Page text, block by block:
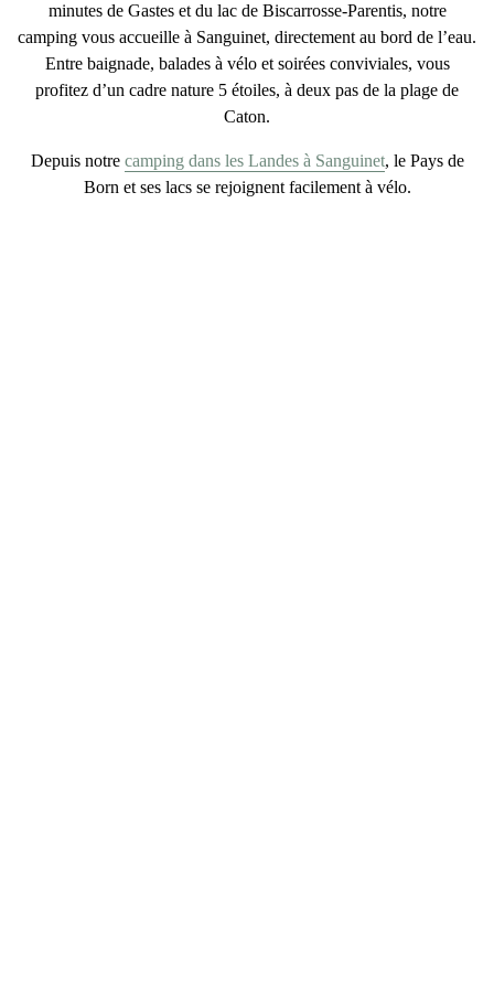
minutes de Gastes et du lac de Biscarrosse-Parentis, notre
camping vous accueille à Sanguinet, directement au bord de l’eau.
Entre baignade, balades à vélo et soirées conviviales, vous
profitez d’un cadre nature 5 étoiles, à deux pas de la plage de
Caton.
Depuis notre camping dans les Landes à Sanguinet, le Pays de
Born et ses lacs se rejoignent facilement à vélo.